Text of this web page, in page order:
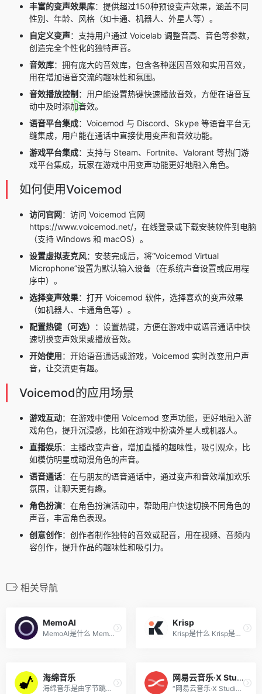
丰富的变声效果库：提供超过150种预设变声效果，涵盖不同
性别、年龄、风格（如卡通、机器人、外星人等）。
自定义变声：支持用户通过 Voicelab 调整音高、音色等参数，
创造完全个性化的独特声音。
音效库：拥有庞大的音效库，包含各种迷因音效和实用音效，
用在增加语音交流的趣味性和氛围。
音效播放控制 ：用户能设置热键快速播放音效，方便在语音互
动中及时添加音效。
语音平台集成：Voicemod 与 Discord、Skype 等语音平台无
缝集成，用户能在通话中直接使用变声和音效功能。
游戏平台集成：支持与 Steam、Fortnite、Valorant 等热门游
戏平台集成，玩家在游戏中用变声功能更好地融入角色。
如何使用Voicemod
访问官网：访问 Voicemod 官网
https://www.voicemod.net/，在线登录或下载安装软件到电脑
（支持 Windows 和 macOS）。
设置虚拟麦克风：安装完成后，将“Voicemod Virtual
Microphone”设置为默认输入设备（在系统声音设置或应用程
序中）。
选择变声效果：打开 Voicemod 软件，选择喜欢的变声效果
（如机器人、卡通角色等）。
配置热键（可选）
：设置热键，方便在游戏中或语音通话中快
速切换变声效果或播放音效。
开始使用：开始语音通话或游戏，Voicemod 实时改变用户声
音，让交流更有趣。
Voicemod的应用场景
游戏互动：在游戏中使用 Voicemod 变声功能，更好地融入游
戏角色，提升沉浸感，比如在游戏中扮演外星人或机器人。
直播娱乐：主播改变声音，增加直播的趣味性，吸引观众，比
如模仿明星或动漫角色的声音。
语音通话：在与朋友的语音通话中，通过变声和音效增加欢乐
氛围，让聊天更有趣。
角色扮演：在角色扮演活动中，帮助用户快速切换不同角色的
声音，丰富角色表现。
创意创作：创作者制作独特的音效或配音，用在视频、音频内
容创作，提升作品的趣味性和吸引力。
相关导航
MemoAI
MemoAI是什么 MemoAI是免费的...
Krisp
Krisp是什么 Krisp是人工智能...
海绵音乐
海绵音乐是由字节跳动公司推...
网易云音乐·X Studio
“网易云音乐·X Studio”是由网...